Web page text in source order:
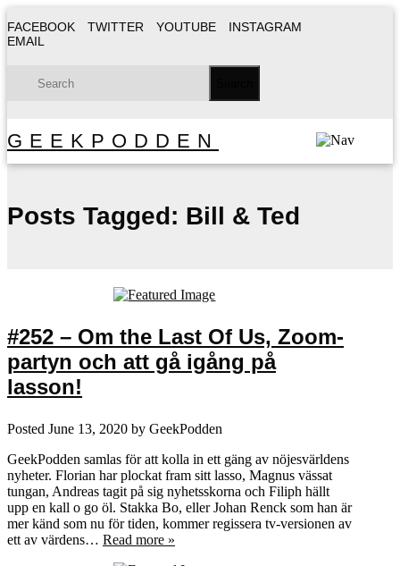
FACEBOOK TWITTER YOUTUBE
INSTAGRAM
EMAIL
GEEKPODDEN
Posts Tagged: Bill & Ted
#252 – Om the Last Of Us, Zoom-
partyn och att gå igång på
lasson!
Posted June 13, 2020 by GeekPodden
GeekPodden samlas för att kolla in ett gäng av nöjesvärldens
nyheter. Florian har plockat fram sitt lasso, Magnus vässat
tungan, Andreas tagit på sig nyhetsskorna och Filiph hällt
upp en kall o go öl. Stakka Bo, eller Johan Renck som han är
mer känd som nu för tiden, kommer regissera tv-versionen av
ett av värdens… Read more »